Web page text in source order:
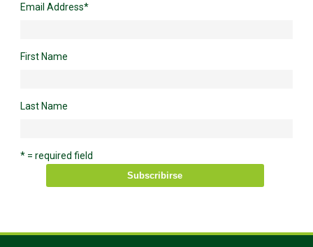
Email Address*
First Name
Last Name
* = required field